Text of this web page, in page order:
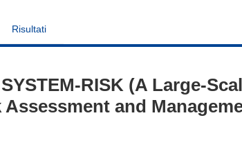
Risultati
RISK (A Large-
and